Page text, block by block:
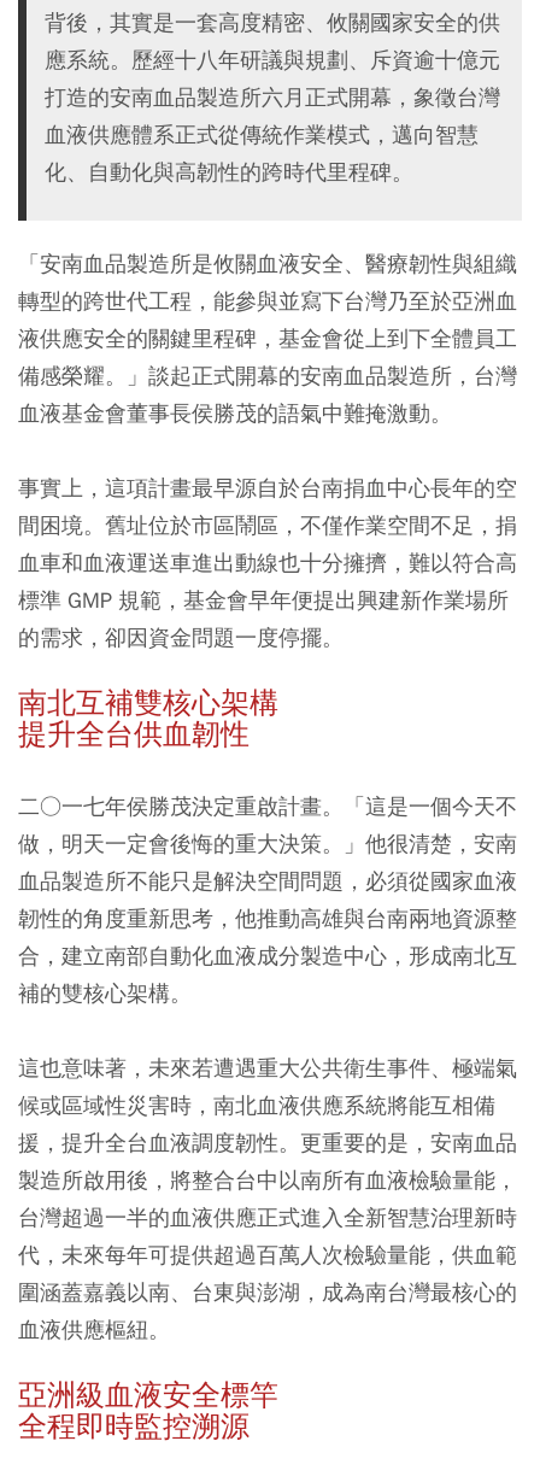
背後，其實是一套高度精密、攸關國家安全的供
應系統。歷經十八年研議與規劃、斥資逾十億元
打造的安南血品製造所六月正式開幕，象徵台灣
血液供應體系正式從傳統作業模式，邁向智慧
化、自動化與高韌性的跨時代里程碑。
「安南血品製造所是攸關血液安全、醫療韌性與組織
轉型的跨世代工程，能參與並寫下台灣乃至於亞洲血
液供應安全的關鍵里程碑，基金會從上到下全體員工
備感榮耀。」談起正式開幕的安南血品製造所，台灣
血液基金會董事長侯勝茂的語氣中難掩激動。
事實上，這項計畫最早源自於台南捐血中心長年的空
間困境。舊址位於市區鬧區，不僅作業空間不足，捐
血車和血液運送車進出動線也十分擁擠，難以符合高
標準 GMP 規範，基金會早年便提出興建新作業場所
的需求，卻因資金問題一度停擺。
南北互補雙核心架構
提升全台供血韌性
二○一七年侯勝茂決定重啟計畫。「這是一個今天不
做，明天一定會後悔的重大決策。」他很清楚，安南
血品製造所不能只是解決空間問題，必須從國家血液
韌性的角度重新思考，他推動高雄與台南兩地資源整
合，建立南部自動化血液成分製造中心，形成南北互
補的雙核心架構。
這也意味著，未來若遭遇重大公共衛生事件、極端氣
候或區域性災害時，南北血液供應系統將能互相備
援，提升全台血液調度韌性。更重要的是，安南血品
製造所啟用後，將整合台中以南所有血液檢驗量能，
台灣超過一半的血液供應正式進入全新智慧治理新時
代，未來每年可提供超過百萬人次檢驗量能，供血範
圍涵蓋嘉義以南、台東與澎湖，成為南台灣最核心的
血液供應樞紐。
亞洲級血液安全標竿
全程即時監控溯源